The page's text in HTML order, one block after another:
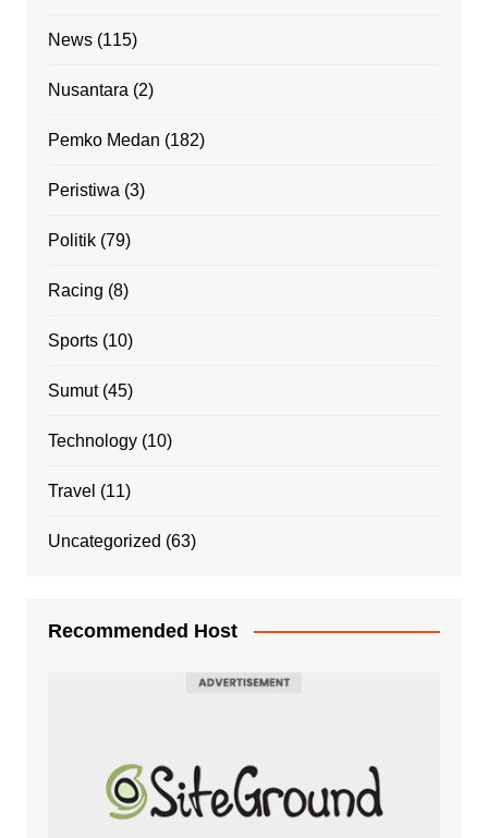
News(115)
Nusantara (2)
Pemko Medan (182)
Peristiwa (3)
Politik(79)
Racing (8)
Sports(10)
Sumut(45)
Technology(10)
Travel (11)
Uncategorized (63)
Recommended Host